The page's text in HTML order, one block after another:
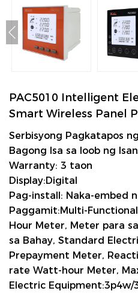
PAC5010 Intelligent
Smart Wireless Panel
Serbisyong Pagkatapos
Bagong Isa sa loob ng
Warranty: 3 taon
Display:Digital
Pag-install: Naka-embed
Paggamit:Multi-
Hour Meter, Meter para
sa Bahay, Standard
Prepayment Meter,
rate Watt-hour Meter,
Electric Equipment:3p4w/